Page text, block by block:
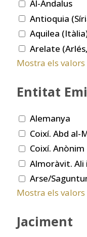
Al-Andalus
Antioquia
Aquilea
Arelate
Mostra els valors
Entitat
Alemanya
Coixí. Abd al-
Coixí. Anònim
Almoràvit. Ali
Arse/
Mostra els valors
Jaciment